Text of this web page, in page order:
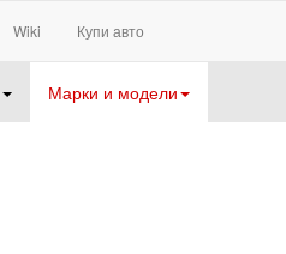
Wiki Купи авто
Марки и модели